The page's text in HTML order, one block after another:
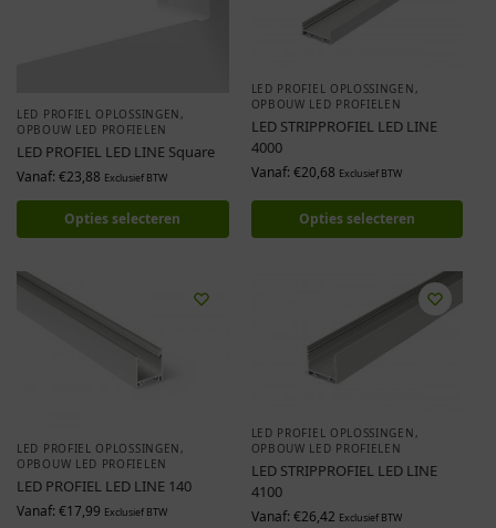
LED PROFIEL OPLOSSINGEN ,
OPBOUW LED PROFIELEN
LED PROFIEL LED LINE Square
Vanaf: €23,88 Exclusief BTW
Opties selecteren
LED PROFIEL OPLOSSINGEN ,
OPBOUW LED PROFIELEN
LED STRIPPROFIEL LED LINE
4000
Vanaf: €20,68 Exclusief BTW
Opties selecteren
LED PROFIEL OPLOSSINGEN ,
OPBOUW LED PROFIELEN
LED PROFIEL LED LINE 140
Vanaf: €17,99 Exclusief BTW
LED PROFIEL OPLOSSINGEN ,
OPBOUW LED PROFIELEN
LED STRIPPROFIEL LED LINE
4100
Vanaf: €26,42 Exclusief BTW